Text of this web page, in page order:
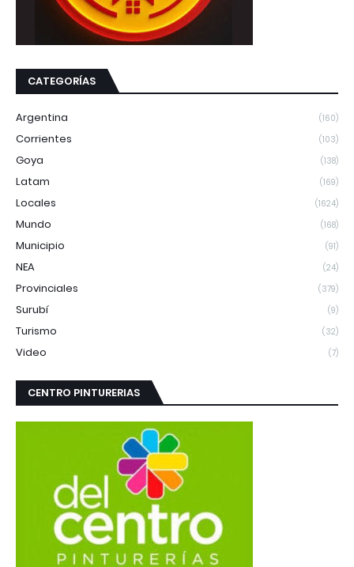
CATEGORÍAS
Argentina (160)
Corrientes (103)
Goya (138)
Latam (169)
Locales (1624)
Mundo (168)
Municipio (91)
NEA (24)
Provinciales (379)
Surubí (9)
Turismo (32)
Video (7)
CENTRO PINTURERIAS